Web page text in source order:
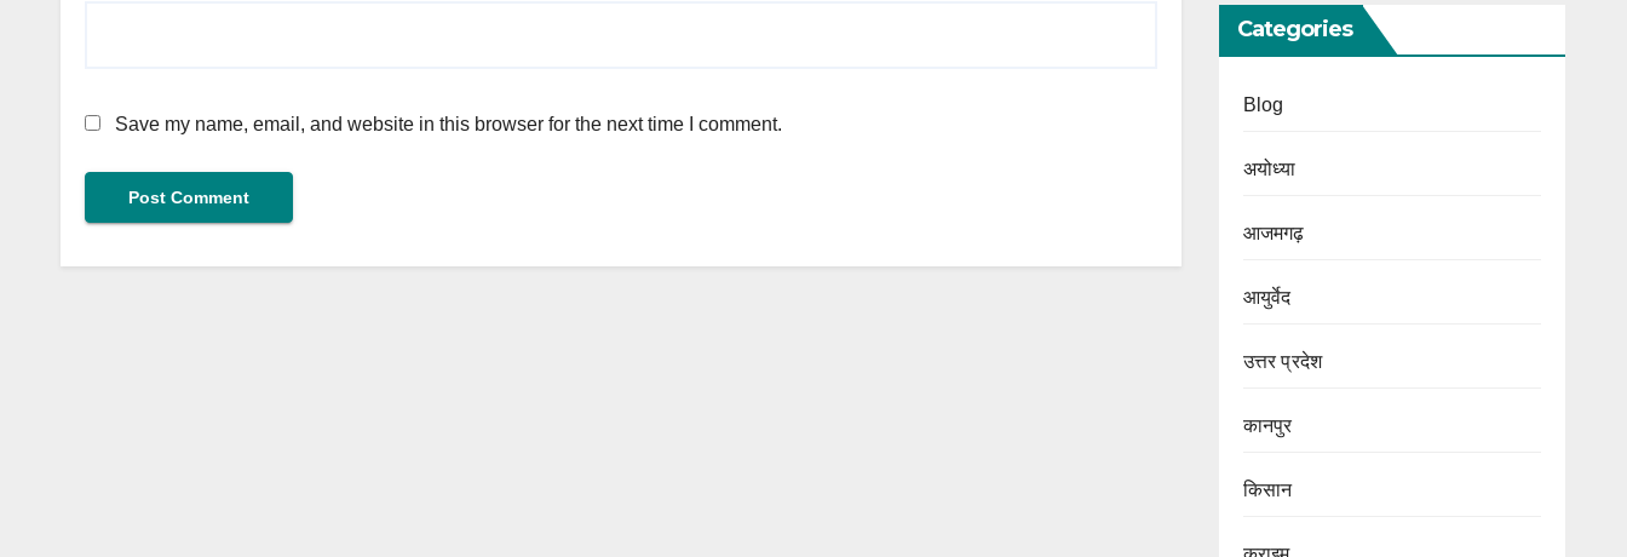
Save my name, email, and website in this browser for the next time I comment.
Categories
Blog
अयोध्या
आजमगढ़
आयुर्वेद
उत्तर प्रदेश
कानपुर
किसान